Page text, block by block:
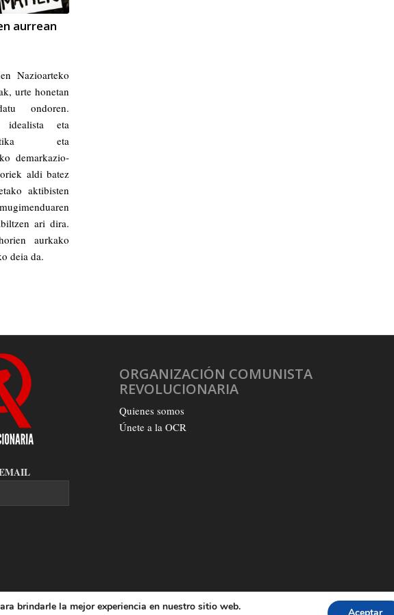
aurrean
Nazioarteko
urte honetan
ondoren.
idealista eta
eta
demarkazio-
aldi batez
aktibisten
ari dira.
aurkako
deia da.
ORGANIZACIÓN COMUNISTA
REVOLUCIONARIA
Quienes somos
Únete a la OCR
brindarle la mejor experiencia en nuestro sitio web.